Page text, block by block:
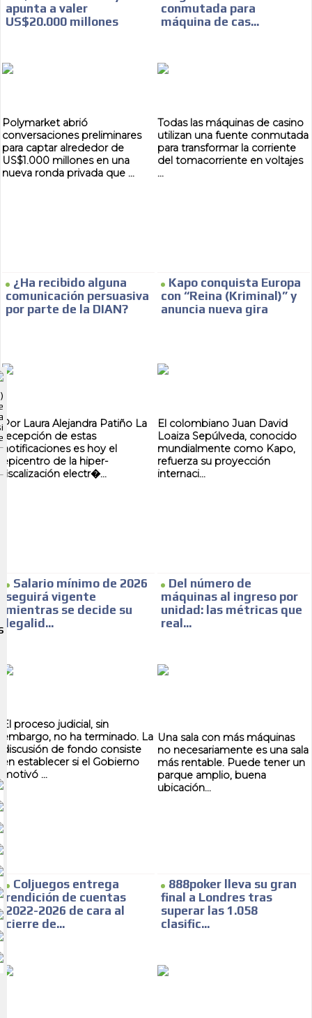
SUPER TÉCNICOS
CONTACTAR
FACEBOOK
apunta a valer
US$20.000 millones
Polymarket abrió
conversaciones preliminares
para captar alrededor de
US$1.000 millones en una
nueva ronda privada que ...
conmutada para
máquina de cas...
Todas las máquinas de casino
utilizan una fuente conmutada
para transformar la corriente
del tomacorriente en voltajes
...
¿Ha recibido alguna
comunicación persuasiva
por parte de la DIAN?
Por Laura Alejandra Patiño La
recepción de estas
notificaciones es hoy el
epicentro de la hiper-
fiscalización electr�...
Kapo conquista Europa
con “Reina (Kriminal)” y
anuncia nueva gira
El colombiano Juan David
Loaiza Sepúlveda, conocido
mundialmente como Kapo,
refuerza su proyección
internaci...
Salario mínimo de 2026
seguirá vigente
mientras se decide su
legalid...
El proceso judicial, sin
embargo, no ha terminado. La
discusión de fondo consiste
en establecer si el Gobierno
motivó ...
Del número de
máquinas al ingreso por
unidad: las métricas que
real...
Una sala con más máquinas
no necesariamente es una sala
más rentable. Puede tener un
parque amplio, buena
ubicación...
Coljuegos entrega
rendición de cuentas
2022-2026 de cara al
cierre de...
888poker lleva su gran
final a Londres tras
superar las 1.058
clasific...
ADVERTISEMENT